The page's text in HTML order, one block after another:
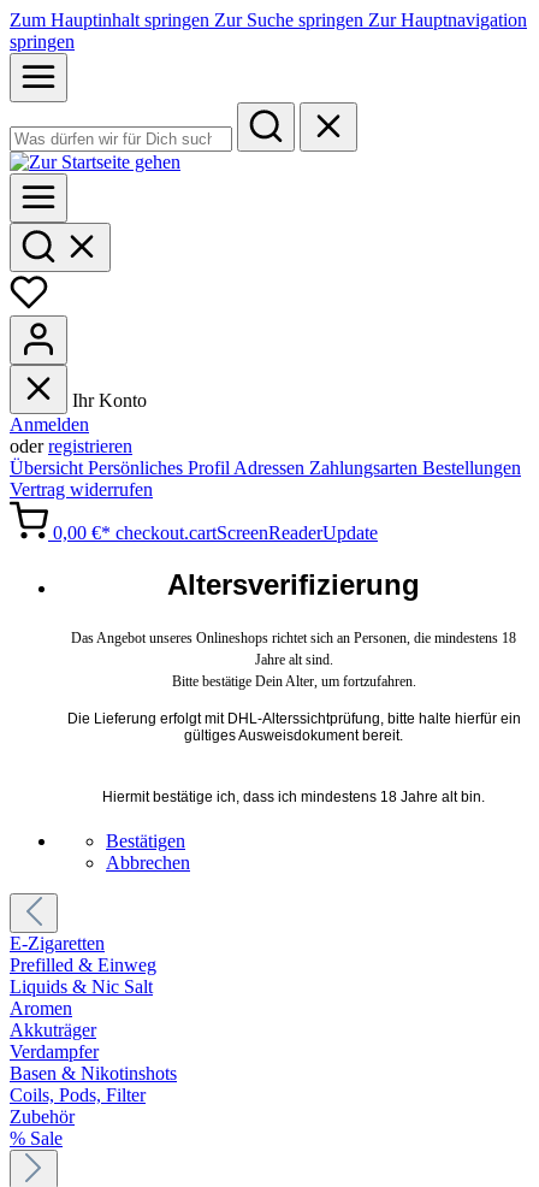
Zum Hauptinhalt springen Zur Suche springen Zur Hauptnavigation
springen
Ihr Konto
Anmelden
oderregistrieren
Übersicht Persönliches Profil Adressen Zahlungsarten Bestellungen
Vertrag widerrufen
0,00 €* checkout.cartScreenReaderUpdate
Altersverifizierung
Das Angebot unseres Onlineshops richtet sich an Personen, die mindestens 18
Jahre alt sind.
Bitte bestätige Dein Alter, um fortzufahren.
Die Lieferung erfolgt mit DHL-Alterssichtprüfung, bitte halte hierfür ein
gültiges Ausweisdokument bereit.
Hiermit bestätige ich, dass ich mindestens 18 Jahre alt bin.
Bestätigen
Abbrechen
E-Zigaretten
Prefilled & Einweg
Liquids & Nic Salt
Aromen
Akkuträger
Verdampfer
Basen & Nikotinshots
Coils, Pods, Filter
Zubehör
% Sale